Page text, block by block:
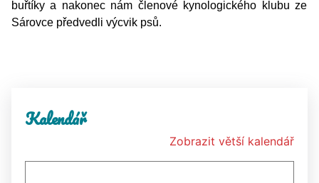
buřtíky a nakonec nám členové kynologického klubu ze
Sárovce předvedli výcvik psů.
Kalendář
Zobrazit větší kalendář